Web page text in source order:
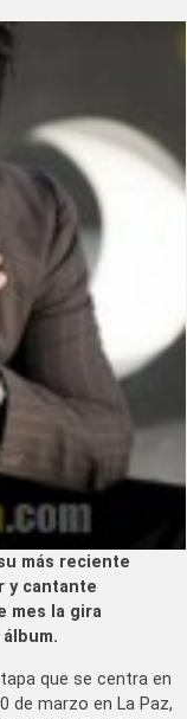
más reciente
y cantante
mes la gira
que se centra en
de marzo en La Paz,